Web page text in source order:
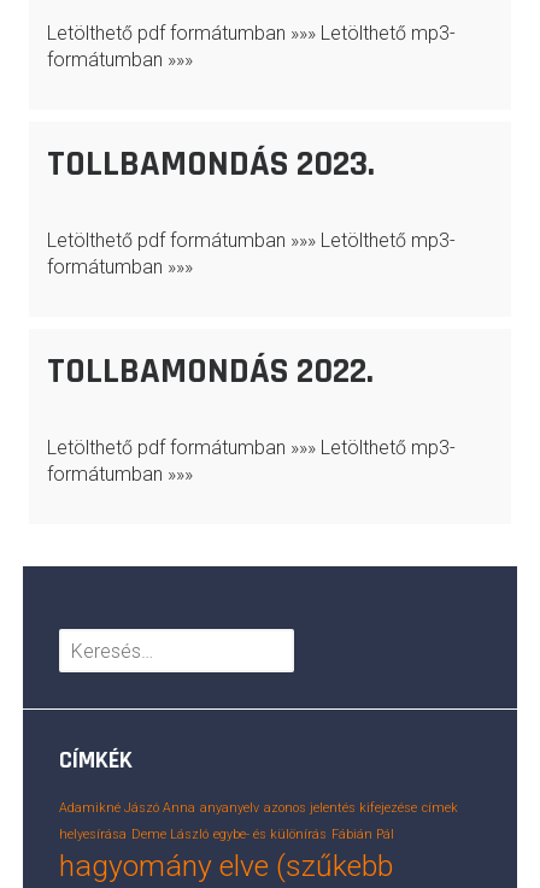
Letölthető pdf formátumban »»» Letölthető mp3-
formátumban »»»
TOLLBAMONDÁS 2023.
Letölthető pdf formátumban »»» Letölthető mp3-
formátumban »»»
TOLLBAMONDÁS 2022.
Letölthető pdf formátumban »»» Letölthető mp3-
formátumban »»»
Keresés:
CÍMKÉK
Adamikné Jászó Anna anyanyelv azonos jelentés kifejezése címek
helyesírása Deme László egybe- és különírás Fábián Pál
hagyomány elve (szűkebb